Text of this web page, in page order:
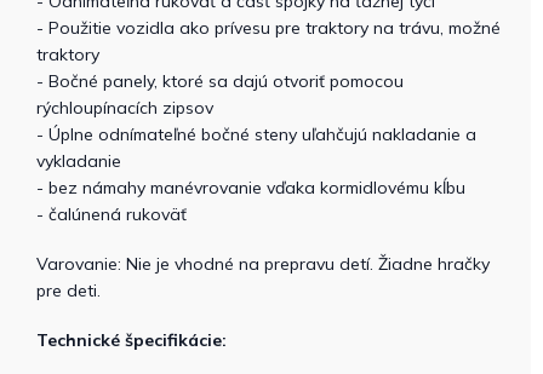
- Použitie vozidla ako prívesu pre traktory na trávu, možné
traktory
- Bočné panely, ktoré sa dajú otvoriť pomocou
rýchloupínacích zipsov
- Úplne odnímateľné bočné steny uľahčujú nakladanie a
vykladanie
- bez námahy manévrovanie vďaka kormidlovému kĺbu
- čalúnená rukoväť
Varovanie: Nie je vhodné na prepravu detí. Žiadne hračky
pre deti.
Technické špecifikácie: